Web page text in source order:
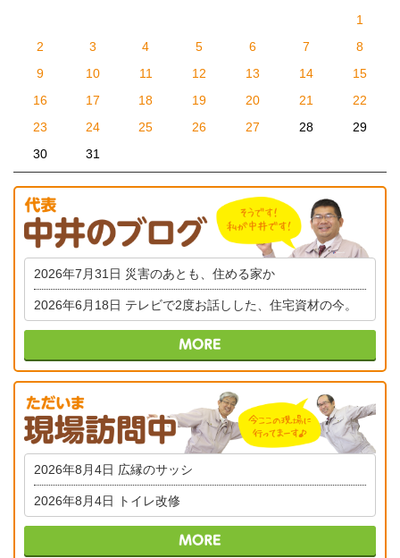
1
2
3 4 5 6 7
8
9
10 11 12 13 14
15
16
17 18 19 20 21
22
23
24 25 26 27 28
29
30
31
2026年7月31日 災害のあとも、住める家か
2026年6月18日 テレビで2度お話しした、住宅資材の今。
2026年8月4日 広縁のサッシ
2026年8月4日 トイレ改修